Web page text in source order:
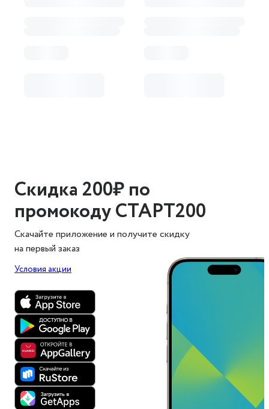
Скидка 200₽ по
промокоду СТАРТ200
Скачайте приложение и получите скидку
на первый заказ
Условия акции